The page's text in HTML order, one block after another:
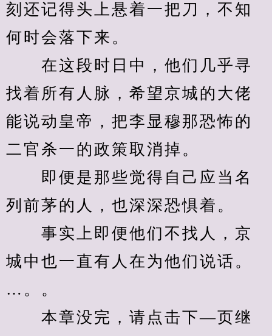
刻还记得头上悬着一把刀，不知
何时会落下来。
在这段时日中，他们几乎寻
找着所有人脉，希望京城的大佬
能说动皇帝，把李显穆那恐怖的
二官杀一的政策取消掉。
即便是那些觉得自己应当名
列前茅的人，也深深恐惧着。
事实上即便他们不找人，京
城中也一直有人在为他们说话。
…。。
本章没完，请点击下—页继